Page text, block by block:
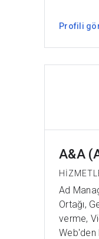
Profili
A&A
Ad
Ortağı,
verme,
Web'den